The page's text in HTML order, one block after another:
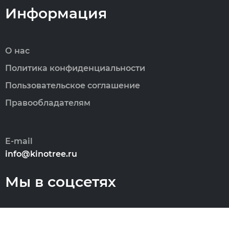
Информация
О нас
Политика конфиденциальности
Пользовательское соглашение
Правообладателям
E-mail
info@kinotree.ru
Мы в соцсетях